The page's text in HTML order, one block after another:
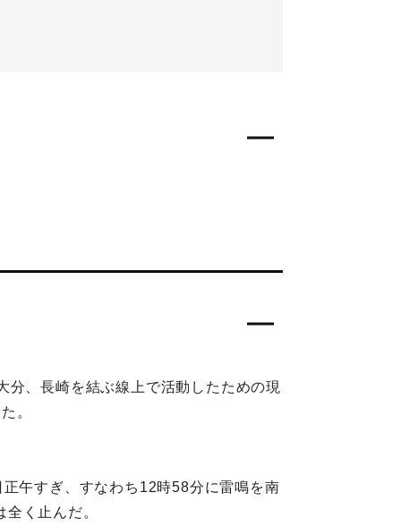
、長崎を結ぶ線上で活動したための現
。
午すぎ、すなわち12時58分に雷鳴を南
く止んだ。